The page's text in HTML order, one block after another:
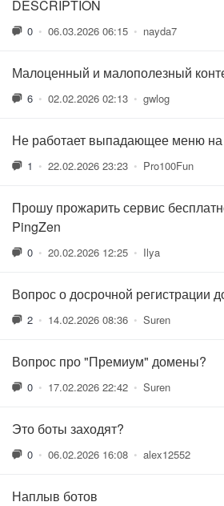
DESCRIPTION
0 • 06.03.2026 06:15 • nayda7
Малоценный и малополезный
6 • 02.02.2026 02:13 • gwlog
Не работает выпадающее меню
1 • 22.02.2026 23:23 • Pro100Fun
Прошу прожарить сервис
PingZen
0 • 20.02.2026 12:25 • Ilya
Вопрос о досрочной регистрации
2 • 14.02.2026 08:36 • Suren
Вопрос про "Премиум" домены?
0 • 17.02.2026 22:42 • Suren
Это боты заходят?
0 • 06.02.2026 16:08 • alex12552
Наплыв ботов